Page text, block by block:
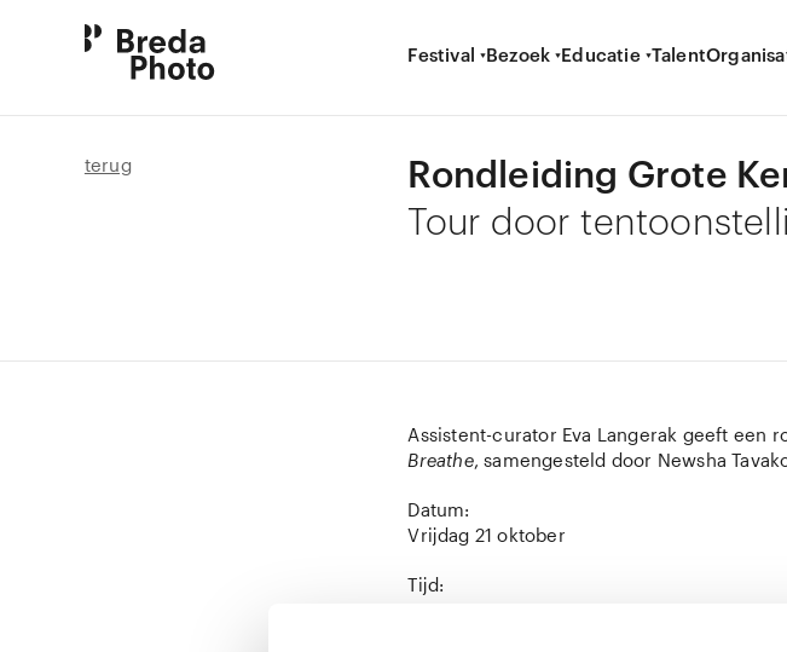
Festival Bezoek Educatie Talent
terug Rondleiding Grote
Tour door
Assistent-curator Eva Langerak geeft een
Breathe, samengesteld door Newsha
Datum:
Vrijdag 21 oktober
Tijd: